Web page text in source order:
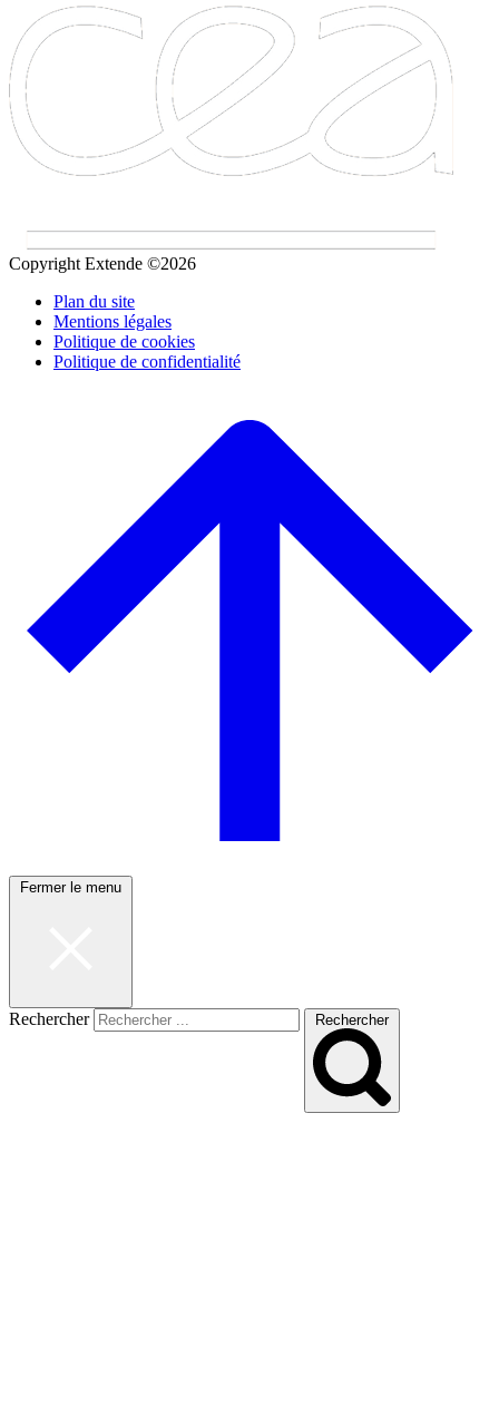
Copyright Extende ©2026
Plan du site
Mentions légales
Politique de cookies
Politique de confidentialité
Fermer le menu
Rechercher Rechercher